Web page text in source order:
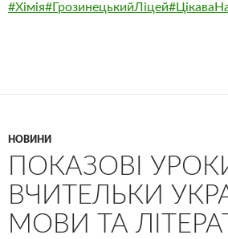
#Хімія#ГрозинецькийЛіцей
НОВИНИ
ПОКАЗОВІ
ВЧИТЕЛЬКИ
МОВИ ТА